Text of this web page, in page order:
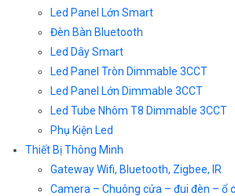
Led Panel Lớn Smart
Đèn Bàn Bluetooth
Led Dây Smart
Led Panel Tròn Dimmable 3CCT
Led Panel Lớn Dimmable 3CCT
Led Tube Nhôm T8 Dimmable 3CCT
Phụ Kiện Led
Thiết Bị Thông Minh
Gateway Wifi, Bluetooth, Zigbee, IR
Camera – Chuông cửa – đui đèn – ổ